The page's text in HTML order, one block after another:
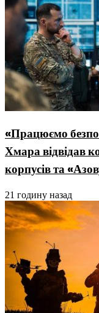
«Працюємо
Хмара відвідав
корпусів та
21 годину назад